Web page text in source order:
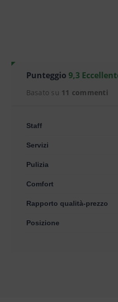
Punteggio 9,3
Basato su 11 commenti
Staff
Servizi
Pulizia
Comfort
Rapporto qualità-prezzo
Posizione